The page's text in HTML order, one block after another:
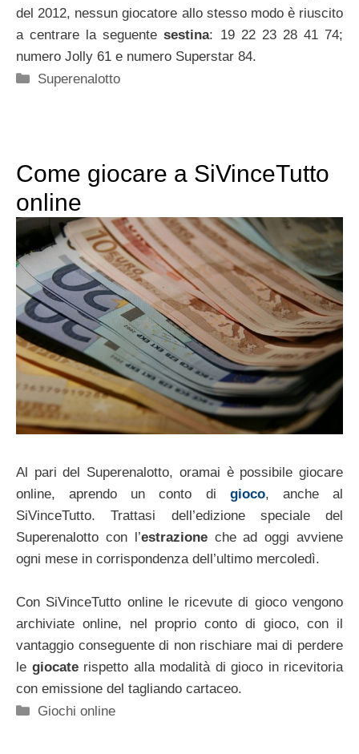
del 2012, nessun giocatore allo stesso modo è riuscito
a centrare la seguentesestina: 19 22 23 28 41 74;
numero Jolly 61 e numero Superstar 84.
Categorie
Superenalotto
Come giocare a SiVinceTutto
online
Al pari del Superenalotto, oramai è possibile giocare
online, aprendo un conto di gioco, anche al
SiVinceTutto. Trattasi dell’edizione speciale del
Superenalotto con l’estrazioneche ad oggi avviene
ogni mese in corrispondenza dell’ultimo mercoledì.
Con SiVinceTutto online le ricevute di gioco vengono
archiviate online, nel proprio conto di gioco, con il
vantaggio conseguente di non rischiare mai di perdere
le giocaterispetto alla modalità di gioco in ricevitoria
con emissione del tagliando cartaceo.
Categorie
Giochi online